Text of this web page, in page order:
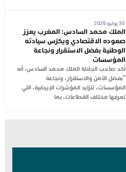
30 يوليو 2026
الملك محمد السادس: المغرب يعزز
صعوده الاقتصادي ويكرّس سيادته
الوطنية بفضل الاستقرار ونجاعة
المؤسسات
أكد صاحب الجلالة الملك محمد السادس، أنه
“بفضل الأمن والاستقرار، ونجاعة
المؤسسات، تتزايد المؤشرات الإيجابية، التي
تعرفها مختلف القطاعات، بما